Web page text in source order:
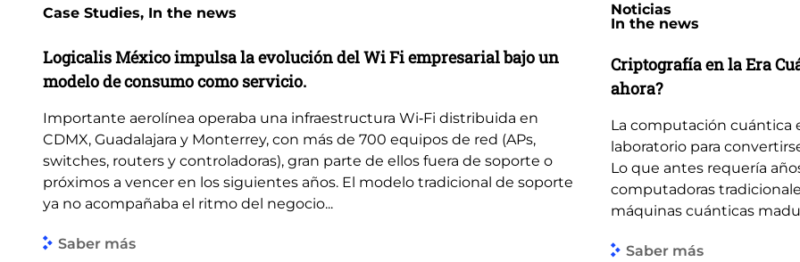
Case Studies, In the news
Logicalis México impulsa la evolución del Wi Fi empresarial bajo un
modelo de consumo como servicio.
Importante aerolínea operaba una infraestructura Wi‑Fi distribuida en
CDMX, Guadalajara y Monterrey, con más de 700 equipos de red (APs,
switches, routers y controladoras), gran parte de ellos fuera de soporte o
próximos a vencer en los siguientes años. El modelo tradicional de soporte
ya no acompañaba el ritmo del negocio...
Saber más
Noticias
In the news
Criptografía en la Era
ahora?
La computación cuántica
laboratorio para
Lo que antes requería
computadoras
máquinas cuánticas
Saber más